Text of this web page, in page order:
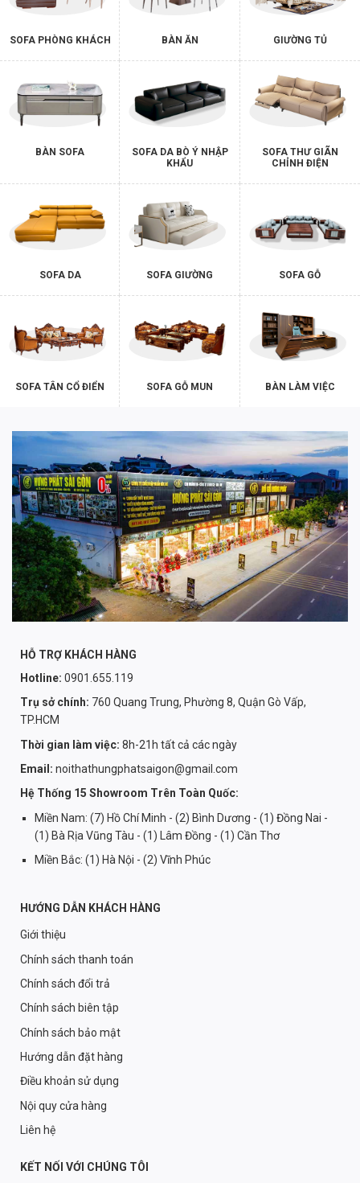
SOFA PHÒNG KHÁCH BÀN ĂN GIƯỜNG TỦ
BÀN SOFA
SOFA DA BÒ Ý NHẬP
KHẨU
SOFA THƯ GIÃN
CHỈNH ĐIỆN
SOFA DA SOFA GIƯỜNG SOFA GỖ
SOFA TÂN CỔ ĐIỂN SOFA GỖ MUN BÀN LÀM VIỆC
HỖ TRỢ KHÁCH HÀNG
Hotline: 0901.655.119
Trụ sở chính: 760 Quang Trung, Phường 8, Quận Gò Vấp,
TP.HCM
Thời gian làm việc: 8h-21h tất cả các ngày
Email: noithathungphatsaigon@gmail.com
Hệ Thống 15 Showroom Trên Toàn Quốc:
Miền Nam: (7) Hồ Chí Minh - (2) Bình Dương - (1) Đồng Nai -
(1) Bà Rịa Vũng Tàu - (1) Lâm Đồng - (1) Cần Thơ
Miền Bắc: (1) Hà Nội - (2) Vĩnh Phúc
HƯỚNG DẪN KHÁCH HÀNG
Giới thiệu
Chính sách thanh toán
Chính sách đổi trả
Chính sách biên tập
Chính sách bảo mật
Hướng dẫn đặt hàng
Điều khoản sử dụng
Nội quy cửa hàng
Liên hệ
KẾT NỐI VỚI CHÚNG TÔI